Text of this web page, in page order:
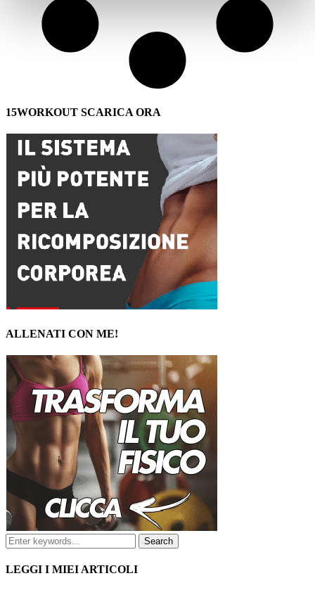
15WORKOUT SCARICA ORA
ALLENATI CON ME!
LEGGI I MIEI ARTICOLI